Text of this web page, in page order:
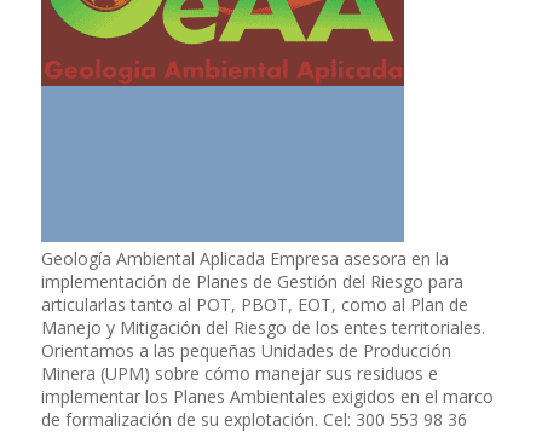
Geología Ambiental Aplicada Empresa asesora en la
implementación de Planes de Gestión del Riesgo para
articularlas tanto al POT, PBOT, EOT, como al Plan de
Manejo y Mitigación del Riesgo de los entes territoriales.
Orientamos a las pequeñas Unidades de Producción
Minera (UPM) sobre cómo manejar sus residuos e
implementar los Planes Ambientales exigidos en el marco
de formalización de su explotación. Cel: 300 553 98 36